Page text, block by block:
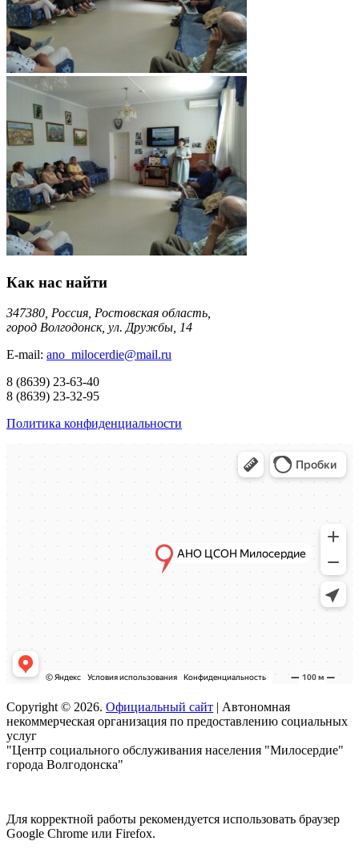
Как нас найти
347380, Россия, Ростовская область,
город Волгодонск, ул. Дружбы, 14
E-mail: ano_milocerdie@mail.ru
8 (8639) 23-63-40
8 (8639) 23-32-95
Политика конфиденциальности
Copyright © 2026. Официальный сайт | Автономная
некоммерческая организация по предоставлению социальных
услуг
"Центр социального обслуживания населения "Милосердие"
города Волгодонска"
Для корректной работы рекомендуется использовать браузер
Google Chrome или Firefox.